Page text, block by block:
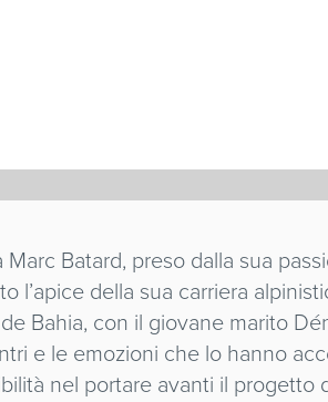
Marc Batard, preso dalla sua
l’apice della sua carriera
Bahia, con il giovane marito
e le emozioni che lo hanno
nel portare avanti il